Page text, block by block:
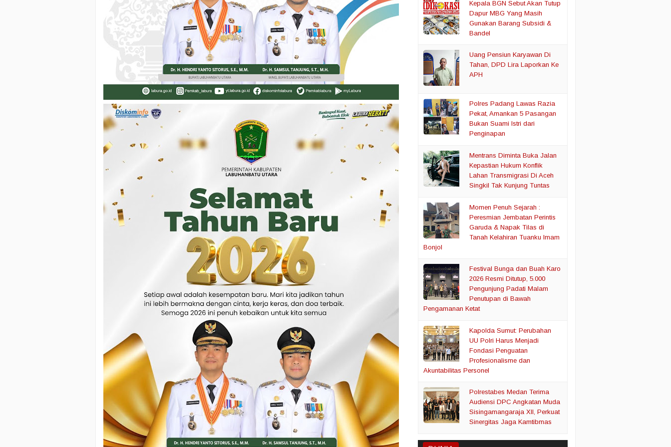
Kepala BGN Sebut Akan Tutup
Dapur MBG Yang Masih
Gunakan Barang Subsidi &
Bandel
Uang Pensiun Karyawan Di
Tahan, DPD Lira Laporkan Ke
APH
Polres Padang Lawas Razia
Pekat, Amankan 5 Pasangan
Bukan Suami Istri dari
Penginapan
Mentrans Diminta Buka Jalan
Kepastian Hukum Konflik
Lahan Transmigrasi Di Aceh
Singkil Tak Kunjung Tuntas
Momen Penuh Sejarah :
Peresmian Jembatan Perintis
Garuda & Napak Tilas di
Tanah Kelahiran Tuanku Imam
Bonjol
Festival Bunga dan Buah Karo
2026 Resmi Ditutup, 5.000
Pengunjung Padati Malam
Penutupan di Bawah
Pengamanan Ketat
Kapolda Sumut: Perubahan
UU Polri Harus Menjadi
Fondasi Penguatan
Profesionalisme dan
Akuntabilitas Personel
Polrestabes Medan Terima
Audiensi DPC Angkatan Muda
Sisingamangaraja XII, Perkuat
Sinergitas Jaga Kamtibmas